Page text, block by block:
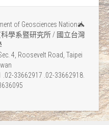
of Geosciences National
科學系暨研究所 / 國立台灣
4, Roosevelt Road, Taipei
33662917 .02-33662918.